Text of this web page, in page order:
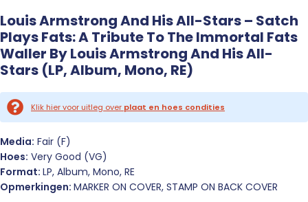
Louis Armstrong And His All-Stars – Satch
Plays Fats: A Tribute To The Immortal Fats
Waller By Louis Armstrong And His All-
Stars (LP, Album, Mono, RE)
Klik hier voor uitleg over plaat en hoes condities
Media: Fair (F)
Hoes: Very Good (VG)
Format: LP, Album, Mono, RE
Opmerkingen: MARKER ON COVER, STAMP ON BACK COVER